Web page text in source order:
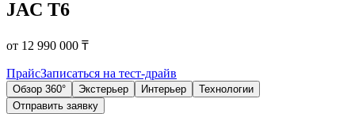
JAC T6
от 12 990 000 ₸
ПрайсЗаписаться на тест-драйв
Обзор 360° Экстерьер Интерьер
Технологии
Отправить заявку